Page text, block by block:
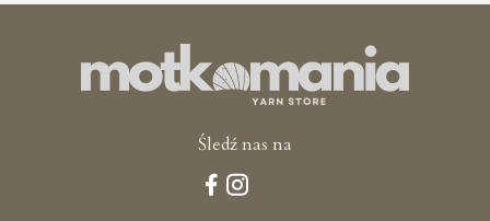
Śledź nas na